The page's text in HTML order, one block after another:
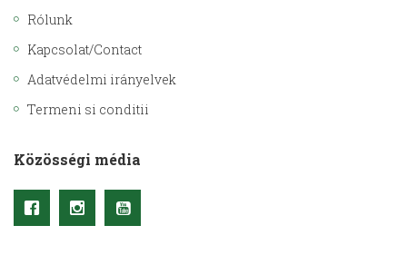
Rólunk
Kapcsolat/Contact
Adatvédelmi irányelvek
Termeni si conditii
Közösségi média